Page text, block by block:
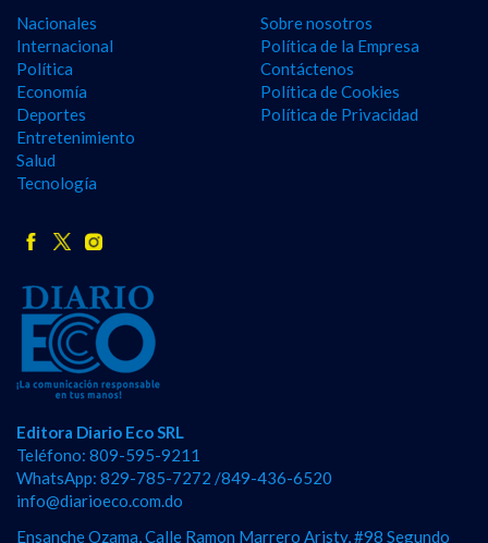
Nacionales
Internacional
Política
Economía
Deportes
Entretenimiento
Salud
Tecnología
Sobre nosotros
Política de la Empresa
Contáctenos
Política de Cookies
Política de Privacidad
Editora Diario Eco SRL
Teléfono: 809-595-9211
WhatsApp: 829-785-7272 /849-436-6520
info@diarioeco.com.do
Ensanche Ozama, Calle Ramon Marrero Aristy, #98 Segundo